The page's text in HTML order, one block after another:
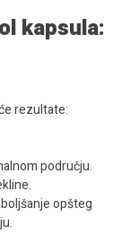
kapsula:
rezultate:
području.
opšteg